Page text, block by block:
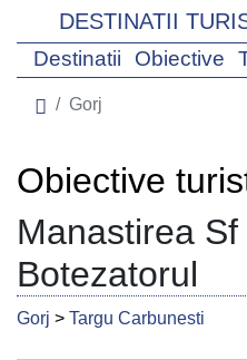
DESTINATII
Destinatii Obiective
Gorj
Obiective
Manastirea Sf
Botezatorul
Gorj > Targu Carbunesti